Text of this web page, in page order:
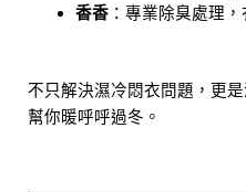
香香 ：專業除臭處理
不只解決濕冷悶衣問題，更
幫你暖呼呼過冬。